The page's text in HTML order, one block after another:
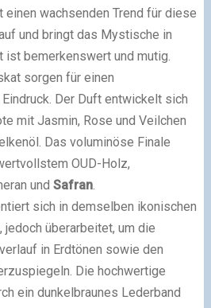
einen wachsenden Trend für diese
und bringt das Mystische in
ist bemerkenswert und mutig.
sorgen für einen
Der Duft entwickelt sich
mit Jasmin, Rose und Veilchen
Das voluminöse Finale
OUD-Holz,
und Safran.
sich in demselben ikonischen
jedoch überarbeitet, um die
in Erdtönen sowie den
Die hochwertige
ein dunkelbraunes Lederband